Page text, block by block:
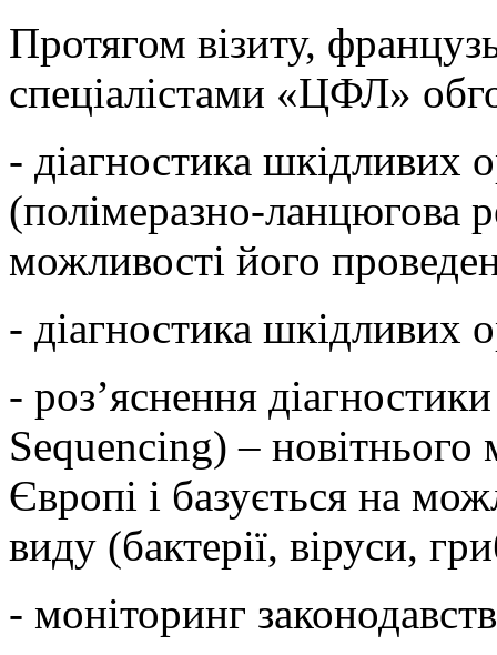
Протягом візиту,
спеціалістами «ЦФЛ»
- діагностика шкідливих
(полімеразно-ланцюгова
можливості його
- діагностика шкідливих
- роз’яснення
Sequencing) –
Європі і базується на
виду (бактерії, віруси,
- моніторинг